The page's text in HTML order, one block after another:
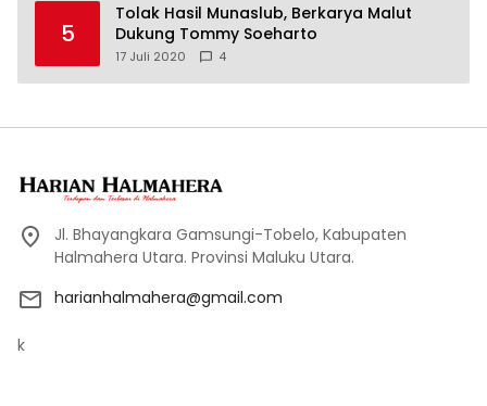
5
Tolak Hasil Munaslub, Berkarya Malut
Dukung Tommy Soeharto
17 Juli 2020 4
Jl. Bhayangkara Gamsungi-Tobelo, Kabupaten
Halmahera Utara. Provinsi Maluku Utara.
harianhalmahera@gmail.com
k